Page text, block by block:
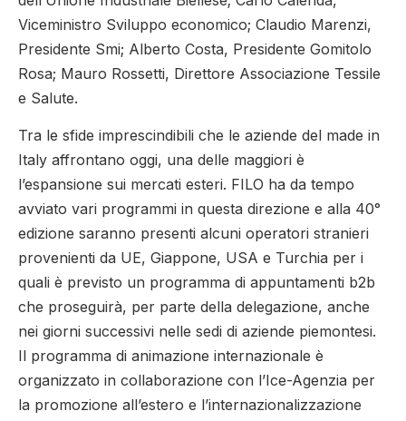
Viceministro Sviluppo economico; Claudio Marenzi,
Presidente Smi; Alberto Costa, Presidente Gomitolo
Rosa; Mauro Rossetti, Direttore Associazione Tessile
e Salute.
Tra le sfide imprescindibili che le aziende del made in
Italy affrontano oggi, una delle maggiori è
l’espansione sui mercati esteri. FILO ha da tempo
avviato vari programmi in questa direzione e alla 40°
edizione saranno presenti alcuni operatori stranieri
provenienti da UE, Giappone, USA e Turchia per i
quali è previsto un programma di appuntamenti b2b
che proseguirà, per parte della delegazione, anche
nei giorni successivi nelle sedi di aziende piemontesi.
Il programma di animazione internazionale è
organizzato in collaborazione con l’Ice-Agenzia per
la promozione all’estero e l’internazionalizzazione